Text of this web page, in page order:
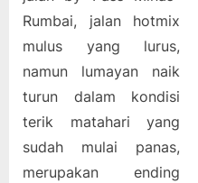
Rumbai, jalan hotmix
mulus yang lurus,
namun lumayan naik
turun dalam kondisi
terik matahari yang
sudah mulai panas,
merupakan ending